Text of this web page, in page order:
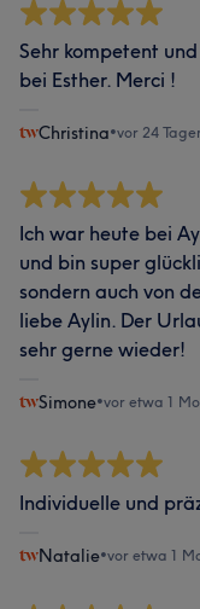
Sehr kompetent
bei Esther. Merci !
Christina•vor 24
Ich war heute bei
und bin super
sondern auch von
liebe Aylin. Der
sehr gerne wieder!
Simone•vor etwa 1
Individuelle und
Natalie•vor etwa 1